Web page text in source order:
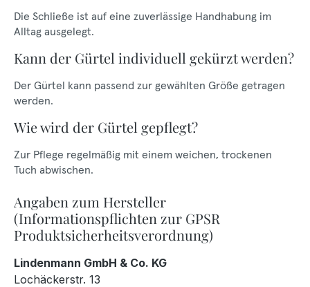
Die Schließe ist auf eine zuverlässige Handhabung im
Alltag ausgelegt.
Kann der Gürtel individuell gekürzt werden?
Der Gürtel kann passend zur gewählten Größe getragen
werden.
Wie wird der Gürtel gepflegt?
Zur Pflege regelmäßig mit einem weichen, trockenen
Tuch abwischen.
Angaben zum Hersteller
(Informationspflichten zur GPSR
Produktsicherheitsverordnung)
Lindenmann GmbH & Co. KG
Lochäckerstr. 13